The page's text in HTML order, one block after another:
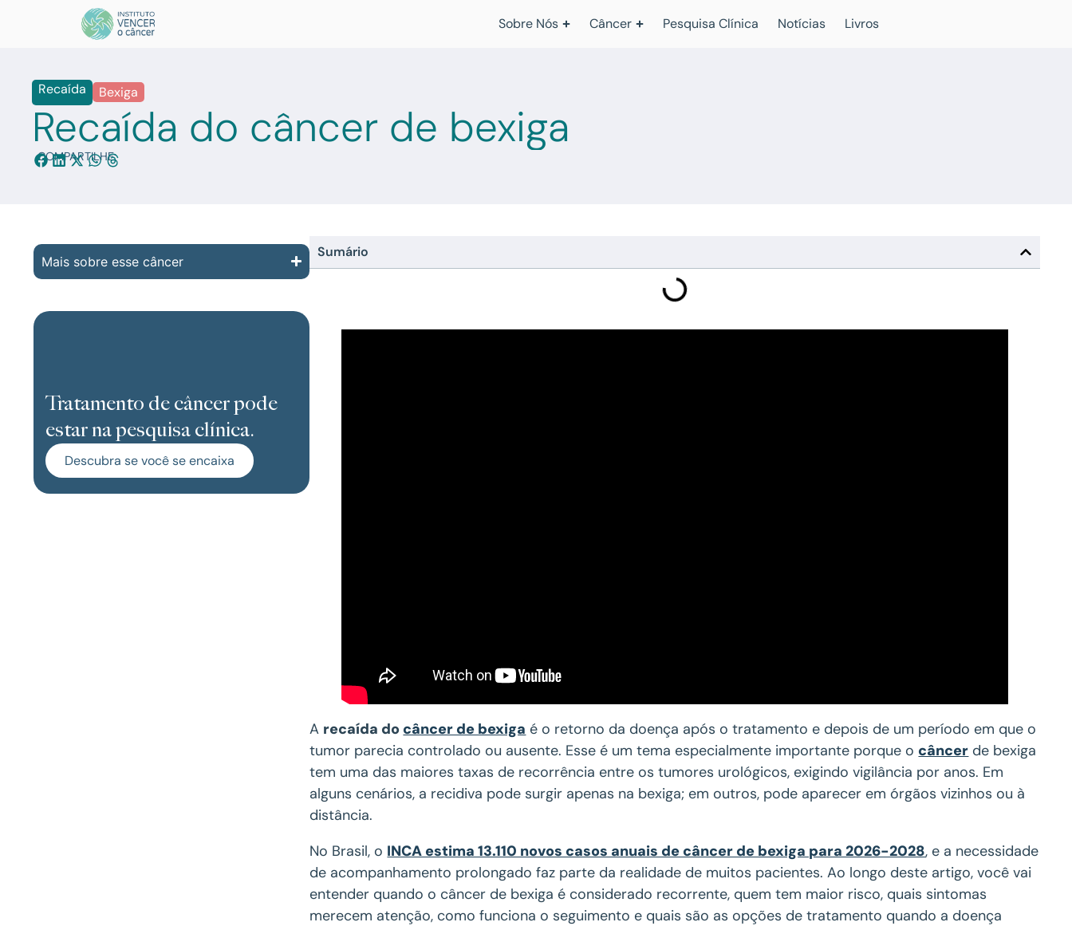
Sobre Nós Câncer Pesquisa Clínica Notícias Livros
Recaída Bexiga
Recaída do câncer de bexiga
COMPARTILHE:
Mais sobre esse câncer
Tratamento de câncer pode
estar na pesquisa clínica.
Descubra se você se encaixa
Sumário
A recaída do câncer de bexiga é o retorno da doença após o tratamento e depois de um período em que o
tumor parecia controlado ou ausente. Esse é um tema especialmente importante porque o câncer de bexiga
tem uma das maiores taxas de recorrência entre os tumores urológicos, exigindo vigilância por anos. Em
alguns cenários, a recidiva pode surgir apenas na bexiga; em outros, pode aparecer em órgãos vizinhos ou à
distância.
No Brasil, o INCA estima 13.110 novos casos anuais de câncer de bexiga para 2026-2028, e a necessidade
de acompanhamento prolongado faz parte da realidade de muitos pacientes. Ao longo deste artigo, você vai
entender quando o câncer de bexiga é considerado recorrente, quem tem maior risco, quais sintomas
merecem atenção, como funciona o seguimento e quais são as opções de tratamento quando a doença